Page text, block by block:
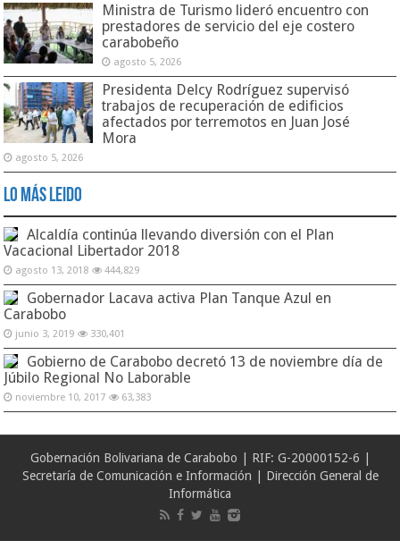
Ministra de Turismo lideró encuentro con
prestadores de servicio del eje costero
carabobeño
agosto 5, 2026
Presidenta Delcy Rodríguez supervisó
trabajos de recuperación de edificios
afectados por terremotos en Juan José
Mora
agosto 5, 2026
Lo Más Leido
Alcaldía continúa llevando diversión con el Plan
Vacacional Libertador 2018
agosto 13, 2018 444,829
Gobernador Lacava activa Plan Tanque Azul en
Carabobo
junio 3, 2019 330,401
Gobierno de Carabobo decretó 13 de noviembre día de
Júbilo Regional No Laborable
noviembre 10, 2017 63,383
Gobernación Bolivariana de Carabobo | RIF: G-20000152-6 |
Secretaría de Comunicación e Información | Dirección General de
Informática